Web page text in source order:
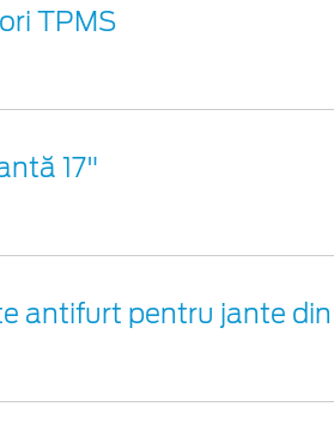
TPMS
17"
antifurt pentru jante